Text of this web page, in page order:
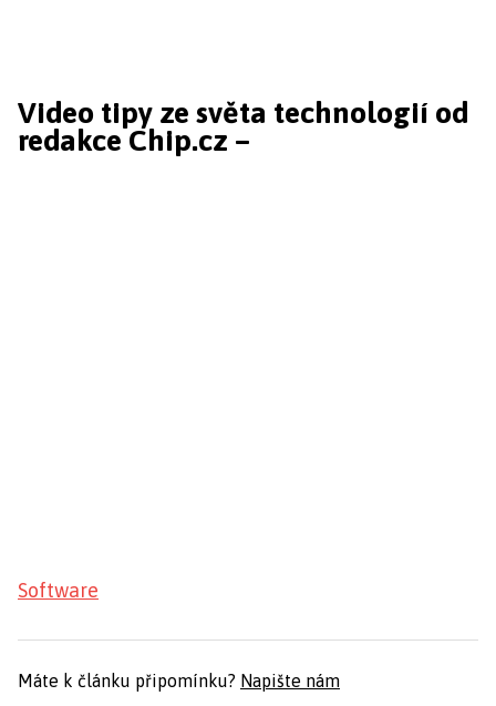
Video tipy ze světa technologií od
redakce Chip.cz –
Software
Máte k článku připomínku? Napište nám